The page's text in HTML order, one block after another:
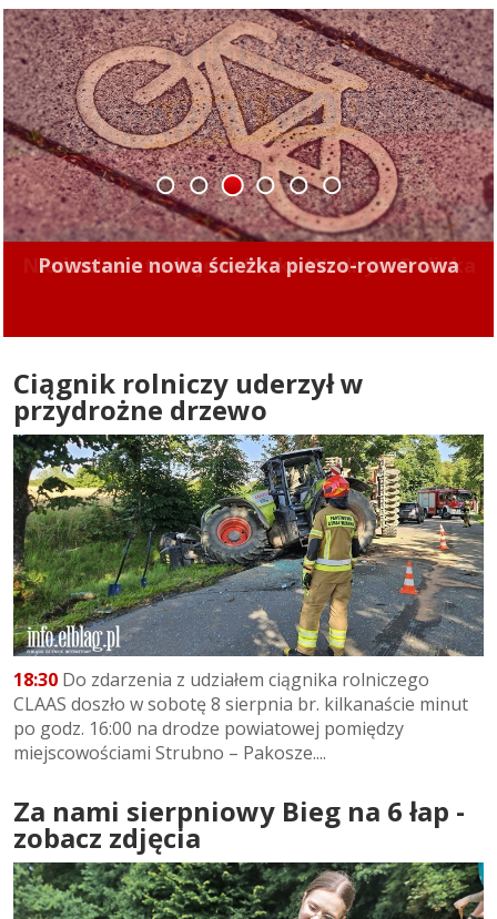
Powstanie nowa ścieżka pieszo-rowerowa
1 2 3 4 5 6
Ciągnik rolniczy uderzył w
przydrożne drzewo
18:30 Do zdarzenia z udziałem ciągnika rolniczego
CLAAS doszło w sobotę 8 sierpnia br. kilkanaście minut
po godz. 16:00 na drodze powiatowej pomiędzy
miejscowościami Strubno – Pakosze....
Za nami sierpniowy Bieg na 6 łap -
zobacz zdjęcia